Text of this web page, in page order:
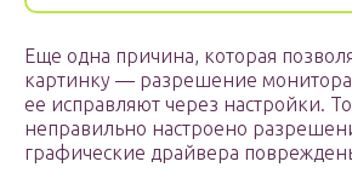
Еще одна причина, которая
картинку — разрешение
ее исправляют через настройки. То
неправильно настроено
графические драйвера